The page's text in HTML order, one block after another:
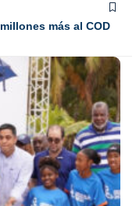
más al COD